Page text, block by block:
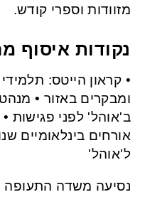
מזוודות וספרי קודש.
נקודות איסוף
• קראון הייטס:
ומבקרים באזור •
אורחים בינלאומיים
ל'אוהל'